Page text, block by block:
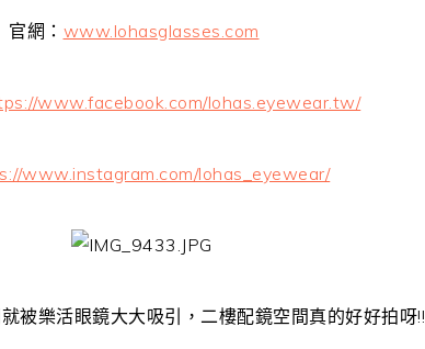
官網： www.lohasglasses.com
www.facebook.com/lohas.eyewear.tw/
www.instagram.com/lohas_eyewear/
被樂活眼鏡大大吸引，二樓配鏡空間真的好好拍呀!!